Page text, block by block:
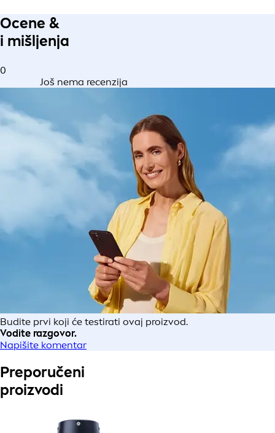
Ocene &
i mišljenja
0
Još nema recenzija
Budite prvi koji će testirati ovaj proizvod.
Vodite razgovor.
Napišite komentar
Preporučeni
proizvodi